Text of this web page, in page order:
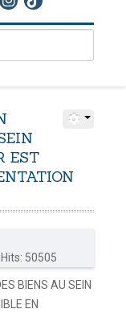
navigation
fiscal
Togolaise
Foncière
EST
Hits: 50505
BIENS AU SEIN
EN